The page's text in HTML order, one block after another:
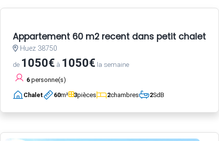
Appartement 60 m2 recent dans petit chalet a
Huez 38750
de 1050€ à 1050€ la semaine
6 personne(s)
Chalet 60m² 3pièces 2chambres 2SdB